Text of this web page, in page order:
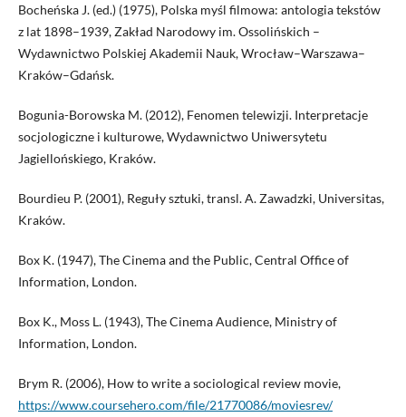
Bocheńska J. (ed.) (1975), Polska myśl filmowa: antologia tekstów
z lat 1898–1939, Zakład Narodowy im. Ossolińskich –
Wydawnictwo Polskiej Akademii Nauk, Wrocław–Warszawa–
Kraków–Gdańsk.
Bogunia-Borowska M. (2012), Fenomen telewizji. Interpretacje
socjologiczne i kulturowe, Wydawnictwo Uniwersytetu
Jagiellońskiego, Kraków.
Bourdieu P. (2001), Reguły sztuki, transl. A. Zawadzki, Universitas,
Kraków.
Box K. (1947), The Cinema and the Public, Central Office of
Information, London.
Box K., Moss L. (1943), The Cinema Audience, Ministry of
Information, London.
Brym R. (2006), How to write a sociological review movie,
https://www.coursehero.com/file/21770086/moviesrev/